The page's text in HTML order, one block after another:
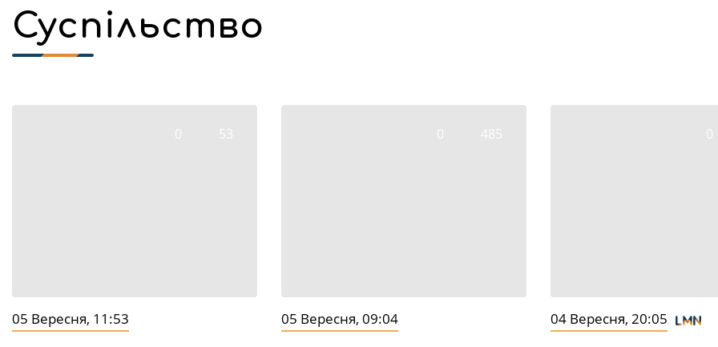
Суспільство
0 53
05 Вересня, 11:53
0 485
05 Вересня, 09:04
0
04 Вересня, 20:05